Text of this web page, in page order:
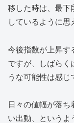
移した時は、最
しているように思
今後指数が上昇す
ですが、しばらく
うな可能性は感じ
日々の値幅が落
い出動、というよ